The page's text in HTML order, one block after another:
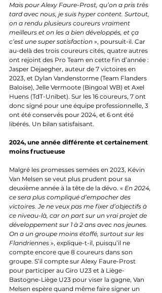
Mais pour Alexy Faure-Prost, qu’on a pris très
tard avec nous, je suis hyper content. Surtout,
on a rendu plusieurs coureurs vraiment
meilleurs et on les a bien développés, et ça
c’est une super satisfaction », poursuit-il. Car
au-delà des trois coureurs cités, quatre autres
ont rejoint des Pro Team en cette fin d’année :
Jasper Dejaegher, auteur de 7 victoires en
2023, et Dylan Vandenstorme (Team Flanders
Baloise), Jelle Vermoote (Bingoal WB) et Axel
Huens (TdT-Unibet). Sur les 16 coureurs, 7 ont
donc signé pour une équipe professionnelle, 3
ont été conservés pour 2024, et 6 ont été
libérés. Un bilan satisfaisant.
2024, une année différente et certainement
moins fructueuse
Malgré les promesses semées en 2023, Kévin
Van Melsen se veut plus prudent pour sa
deuxième année à la tête de la dévo. « En 2024,
ce sera plus compliqué d’empocher des
victoires. Je ne veux pas me fixer d’objectifs à
ce niveau-là, car on part sur un vrai projet de
développement sur 1 à 2 ans avec nos jeunes.
On a un groupe moins étoffé, surtout sur les
Flandriennes », explique-t-il, puisqu’il ne
compte encore que 8 coureurs dans son
groupe. S’il compte sur Alexy Faure-Prost
pour participer au Giro U23 et à Liège-
Bastogne-Liège U23 pour viser la gagne, Van
Melsen espère quand même faire signer un